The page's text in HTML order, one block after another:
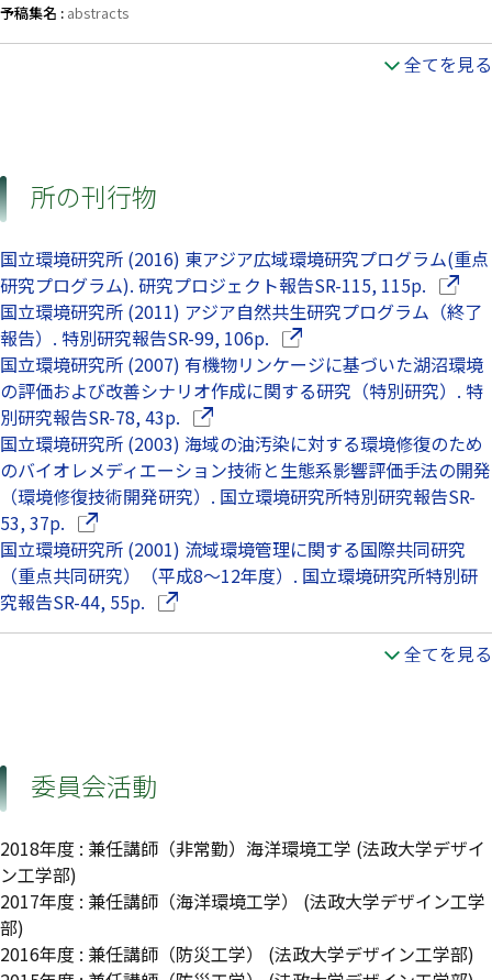
予稿集名 : abstracts
全てを見る
所の刊行物
国立環境研究所 (2016) 東アジア広域環境研究プログラム(重点
研究プログラム). 研究プロジェクト報告SR-115, 115p. （別
国立環境研究所 (2011) アジア自然共生研究プログラム（終了
報告）. 特別研究報告SR-99, 106p. （別ウインドウで開きます
国立環境研究所 (2007) 有機物リンケージに基づいた湖沼環境
の評価および改善シナリオ作成に関する研究（特別研究）. 特
別研究報告SR-78, 43p. （別ウインドウで開きます）
国立環境研究所 (2003) 海域の油汚染に対する環境修復のため
のバイオレメディエーション技術と生態系影響評価手法の開発
（環境修復技術開発研究）. 国立環境研究所特別研究報告SR-
53, 37p. （別ウインドウで開きます）
国立環境研究所 (2001) 流域環境管理に関する国際共同研究
（重点共同研究）（平成8〜12年度）. 国立環境研究所特別研
究報告SR-44, 55p. （別ウインドウで開きます）
全てを見る
委員会活動
2018年度 : 兼任講師（非常勤）海洋環境工学 (法政大学デザイ
ン工学部)
2017年度 : 兼任講師（海洋環境工学）
(法政大学デザイン工学
部)
2016年度 : 兼任講師（防災工学）
(法政大学デザイン工学部)